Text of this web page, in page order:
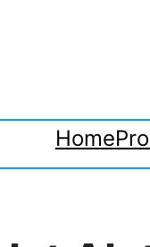
Home